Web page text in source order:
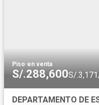
Piso·en venta
S/.288,600S/